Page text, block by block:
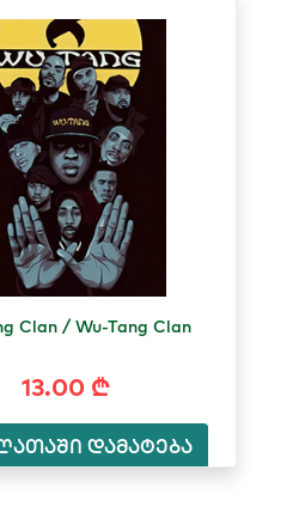
Clan / Wu-Tang Clan
13.00 ₾
დამატება